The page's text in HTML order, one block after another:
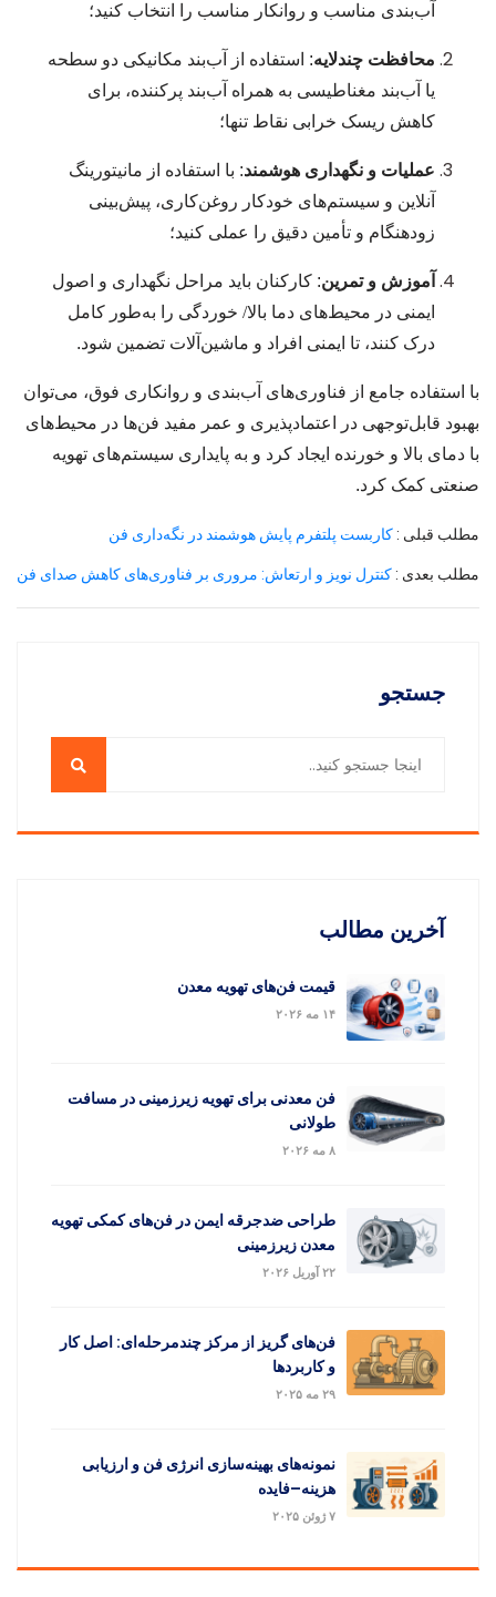
جستجو
آخرین مطالب
قیمت فن‌های تهویه معدن
۱۴ مه ۲۰۲۶
فن معدنی برای تهویه زیرزمینی در مسافت
طولانی
۸ مه ۲۰۲۶
طراحی ضدجرقه ایمن در فن‌های کمکی تهویه
معدن زیرزمینی
۲۲ آوریل ۲۰۲۶
فن‌های گریز از مرکز چندمرحله‌ای: اصل کار
و کاربردها
۲۹ مه ۲۰۲۵
نمونه‌های بهینه‌سازی انرژی فن و ارزیابی
هزینه–فایده
۷ ژوئن ۲۰۲۵
آب‌بندی مناسب و روانکار مناسب را انتخاب کنید؛
محافظت چندلایه: استفاده از آب‌بند مکانیکی دو سطحه
یا آب‌بند مغناطیسی به همراه آب‌بند پرکننده، برای
کاهش ریسک خرابی نقاط تنها؛
عملیات و نگهداری هوشمند: با استفاده از مانیتورینگ
آنلاین و سیستم‌های خودکار روغن‌کاری، پیش‌بینی
زودهنگام و تأمین دقیق را عملی کنید؛
آموزش و تمرین: کارکنان باید مراحل نگهداری و اصول
ایمنی در محیط‌های دما بالا/ خوردگی را به‌طور کامل
درک کنند، تا ایمنی افراد و ماشین‌آلات تضمین شود.
با استفاده جامع از فناوری‌های آب‌بندی و روانکاری فوق، می‌توان
بهبود قابل‌توجهی در اعتمادپذیری و عمر مفید فن‌ها در محیط‌های
با دمای بالا و خورنده ایجاد کرد و به پایداری سیستم‌های تهویه
صنعتی کمک کرد.
مطلب قبلی :کاربست پلتفرم پایش هوشمند در نگه‌داری فن
مطلب بعدی :کنترل نویز و ارتعاش: مروری بر فناوری‌های کاهش صدای فن